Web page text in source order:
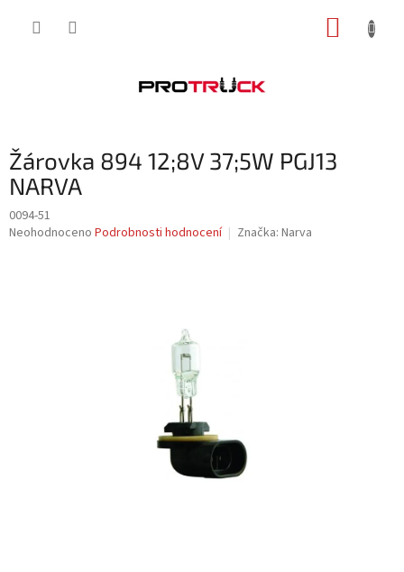
Žárovka 894 12;8V 37;5W PGJ13
NARVA
0094-51
Průměrné
Neohodnoceno Podrobnosti hodnocení Značka: Narva